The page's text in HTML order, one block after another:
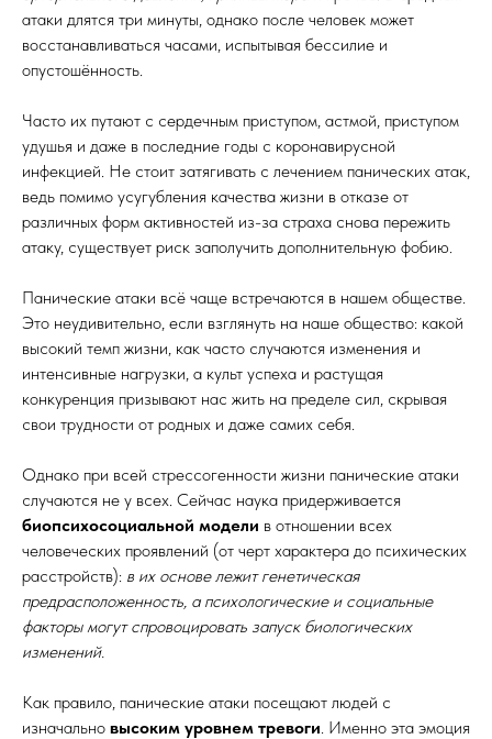
атаки длятся три минуты, однако после человек может
восстанавливаться часами, испытывая бессилие и
опустошённость.
Часто их путают с сердечным приступом, астмой, приступом
удушья и даже в последние годы с коронавирусной
инфекцией. Не стоит затягивать с лечением панических атак,
ведь помимо усугубления качества жизни в отказе от
различных форм активностей из-за страха снова пережить
атаку, существует риск заполучить дополнительную фобию.
Панические атаки всё чаще встречаются в нашем обществе.
Это неудивительно, если взглянуть на наше общество: какой
высокий темп жизни, как часто случаются изменения и
интенсивные нагрузки, а культ успеха и растущая
конкуренция призывают нас жить на пределе сил, скрывая
свои трудности от родных и даже самих себя.
Однако при всей стрессогенности жизни панические атаки
случаются не у всех. Сейчас наука придерживается
биопсихосоциальной модели в отношении всех
человеческих проявлений (от черт характера до психических
расстройств): в их основе лежит генетическая
предрасположенность, а психологические и социальные
факторы могут спровоцировать запуск биологических
изменений.
Как правило, панические атаки посещают людей с
изначально высоким уровнем тревоги. Именно эта эмоция